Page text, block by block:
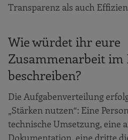
Transparenz als auch
Wie würdet ihr eure
Zusammenarbeit im
beschreiben?
Die Aufgabenverteilung
„Stärken nutzen“: Eine
technische Umsetzung, eine
Dokumentation, eine dritte